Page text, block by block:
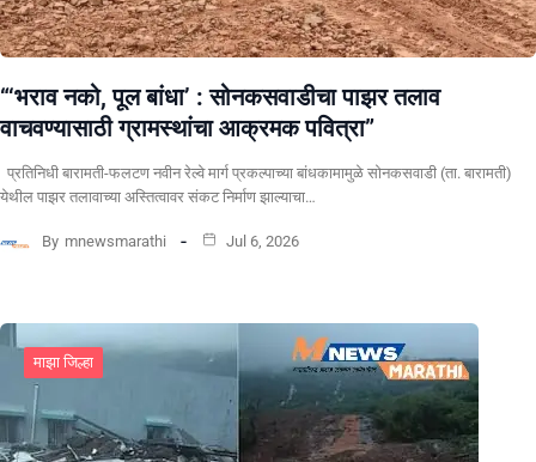
“‘भराव नको, पूल बांधा’ : सोनकसवाडीचा पाझर तलाव
वाचवण्यासाठी ग्रामस्थांचा आक्रमक पवित्रा”
प्रतिनिधी बारामती-फलटण नवीन रेल्वे मार्ग प्रकल्पाच्या बांधकामामुळे सोनकसवाडी (ता. बारामती)
येथील पाझर तलावाच्या अस्तित्वावर संकट निर्माण झाल्याचा…
By mnewsmarathi Jul 6, 2026
माझा जिल्हा